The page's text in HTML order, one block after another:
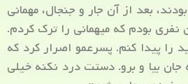
بعد از آن جار و جنجال، مهمانی
نفری بودم که میهمانی را ترک کردم.
را پیدا کنم. پسرعمو اصرار کرد که
بیا و برو. دستت درد نکنه خیلی